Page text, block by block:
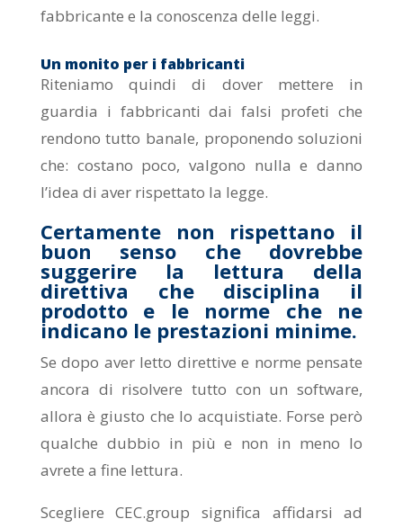
fabbricante e la conoscenza delle leggi.
Un monito per i fabbricanti
Riteniamo quindi di dover mettere in
guardia i fabbricanti dai falsi profeti che
rendono tutto banale, proponendo soluzioni
che: costano poco, valgono nulla e danno
l’idea di aver rispettato la legge.
Certamente non rispettano il
buon senso che dovrebbe
suggerire la lettura della
direttiva che disciplina il
prodotto e le norme che ne
indicano le prestazioni minime.
Se dopo aver letto direttive e norme pensate
ancora di risolvere tutto con un software,
allora è giusto che lo acquistiate. Forse però
qualche dubbio in più e non in meno lo
avrete a fine lettura.
Scegliere CEC.group significa affidarsi ad